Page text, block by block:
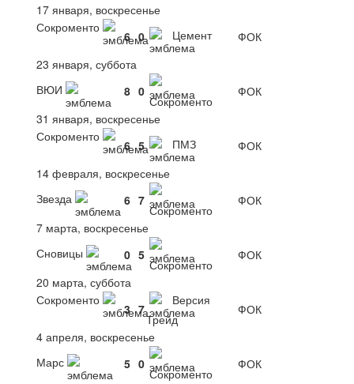
17 января, воскресенье
Сокроменто
6 0 Цемент
ФОК
23 января, суббота
ВЮИ
8 0
Сокроменто
ФОК
31 января, воскресенье
Сокроменто
6 5 ПМЗ
ФОК
14 февраля, воскресенье
Звезда
6 7
Сокроменто
ФОК
7 марта, воскресенье
Сновицы
0 5
Сокроменто
ФОК
20 марта, суббота
Сокроменто
3 7
Версия
Трейд
ФОК
4 апреля, воскресенье
Марс
5 0
Сокроменто
ФОК